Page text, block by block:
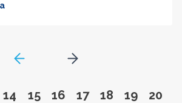
GoToPreviousPage
page
Go to page
14 Go to page
15 Go to page
16 Go to page
17 Go to page
18 Go to
19 Go
20
Go to next page